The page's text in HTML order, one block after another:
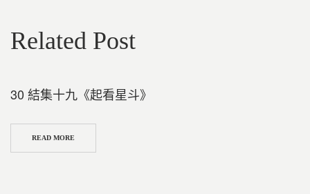
Related Post
30 結集十九《起看星斗》
READ MORE